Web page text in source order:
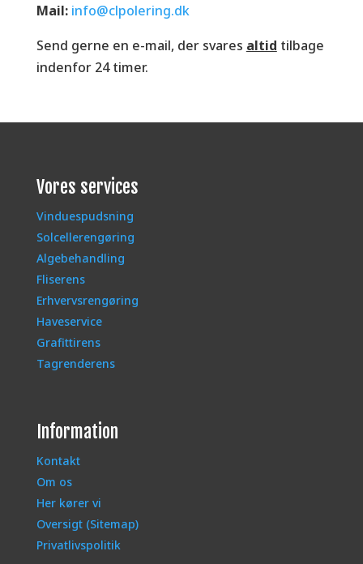
Mail: info@clpolering.dk
Send gerne en e-mail, der svares altid tilbage
indenfor 24 timer.
Vores services
Vinduespudsning
Solcellerengøring
Algebehandling
Fliserens
Erhvervsrengøring
Haveservice
Grafittirens
Tagrenderens
Information
Kontakt
Om os
Her kører vi
Oversigt (Sitemap)
Privatlivspolitik